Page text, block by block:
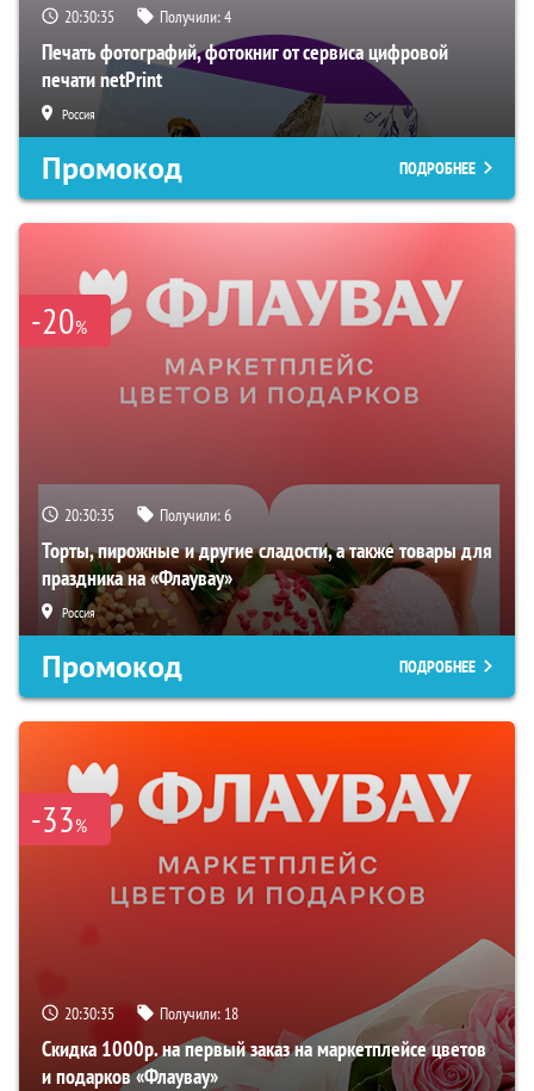
20:30:34 Получили:4
Печать фотографий, фотокниг от сервиса цифровой
печати netPrint
Россия
Промокод ПОДРОБНЕЕ
-20%
20:30:34 Получили:6
Торты, пирожные и другие сладости, а также товары для
праздника на «Флаувау»
Россия
Промокод ПОДРОБНЕЕ
-33%
20:30:34 Получили: 18
Скидка 1000р. на первый заказ на маркетплейсе цветов
и подарков «Флаувау»